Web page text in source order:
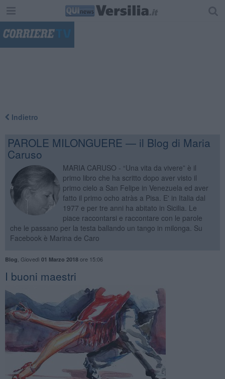
Indietro
PAROLE MILONGUERE — il Blog di Maria
Caruso
MARIA CARUSO - “Una vita da vivere” è il
primo libro che ha scritto dopo aver visto il
primo cielo a San Felipe in Venezuela ed aver
fatto il primo ocho atràs a Pisa. E' in Italia dal
1977 e per tre anni ha abitato in Sicilia. Le
piace raccontarsi e raccontare con le parole
che le passano per la testa ballando un tango in milonga. Su
Facebook è Marina de Caro
Blog Giovedì 01 Marzo 2018ore 15:06
I buoni maestri